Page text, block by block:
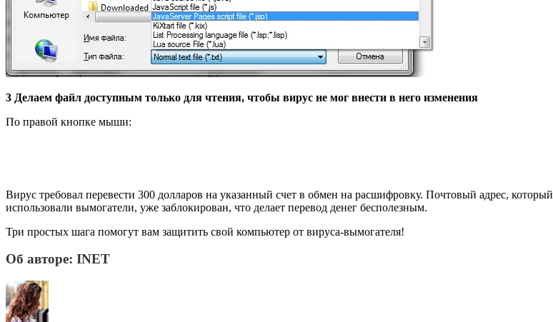
3 Делаем файл доступным только для чтения, чтобы вирус не мог внести в него изменения
По правой кнопке мыши:
Вирус требовал перевести 300 долларов на указанный счет в обмен на расшифровку. Почтовый адрес, который
использовали вымогатели, уже заблокирован, что делает перевод денег бесполезным.
Три простых шага помогут вам защитить свой компьютер от вируса-вымогателя!
Об авторе: INET